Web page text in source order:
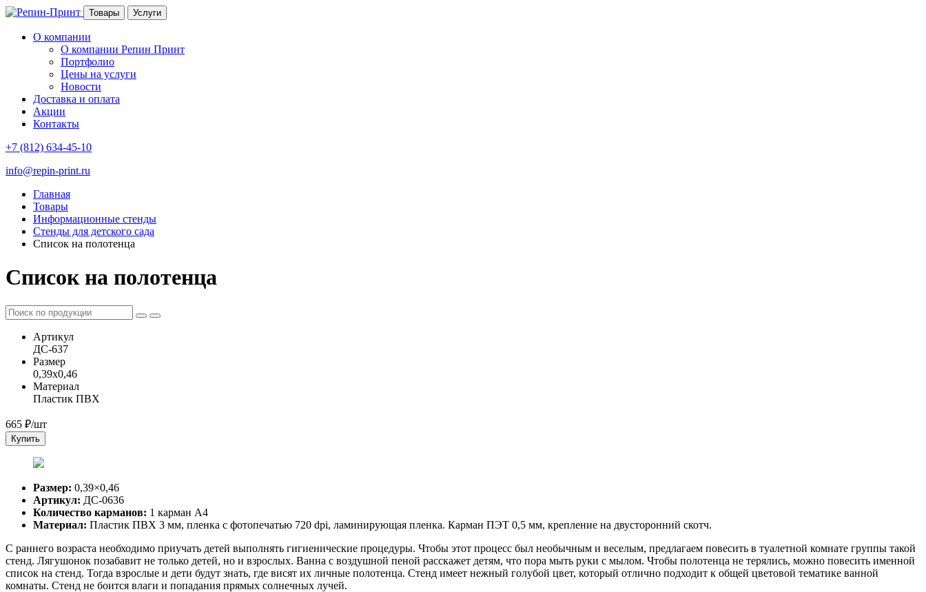
Товары Услуги
О компании
О компании Репин Принт
Портфолио
Цены на услуги
Новости
Доставка и оплата
Акции
Контакты
+7 (812) 634-45-10
info@repin-print.ru
Главная
Товары
Информационные стенды
Стенды для детского сада
Список на полотенца
Список на полотенца
Артикул
ДС-637
Размер
0,39x0,46
Материал
Пластик ПВХ
665 ₽/шт
Купить
Размер: 0,39×0,46
Артикул: ДС-0636
Количество карманов: 1 карман А4
Материал: Пластик ПВХ 3 мм, пленка с фотопечатью 720 dpi, ламинирующая пленка. Карман ПЭТ 0,5 мм, крепление на двусторонний скотч.
С раннего возраста необходимо приучать детей выполнять гигиенические процедуры. Чтобы этот процесс был необычным и веселым, предлагаем повесить в туалетной комнате группы такой
стенд. Лягушонок позабавит не только детей, но и взрослых. Ванна с воздушной пеной расскажет детям, что пора мыть руки с мылом. Чтобы полотенца не терялись, можно повесить именной
список на стенд. Тогда взрослые и дети будут знать, где висят их личные полотенца. Стенд имеет нежный голубой цвет, который отлично подходит к общей цветовой тематике ванной
комнаты. Стенд не боится влаги и попадания прямых солнечных лучей.